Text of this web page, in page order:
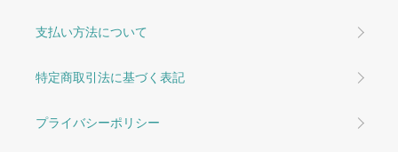
支払い方法について
特定商取引法に基づく表記
プライバシーポリシー